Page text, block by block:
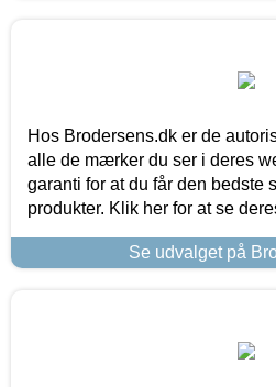
Hos Brodersens.dk er de
alle de mærker du ser i deres
garanti for at du får den bedste
produkter. Klik her for at se
Se udvalget på